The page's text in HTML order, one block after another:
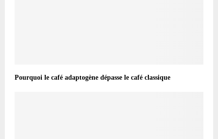
Pourquoi le café adaptogène dépasse le café classique